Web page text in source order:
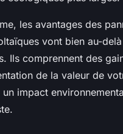
les avantages des
vont bien au-
Ils comprennent des
de la valeur de
un impact